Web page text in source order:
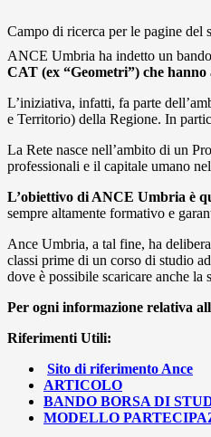
Campo di ricerca per le pagine del
ANCE Umbria ha indetto un
CAT (ex “Geometri”) che
L’iniziativa, infatti, fa parte
e Territorio) della Regione. In
La Rete nasce nell’ambito di un
professionali e il capitale umano
L’obiettivo di ANCE Umbria è
sempre altamente formativo e
Ance Umbria, a tal fine, ha
classi prime di un corso di studio
dove è possibile scaricare anche la
Per ogni informazione relativa
Riferimenti Utili:
Sito di riferimento Ance
ARTICOLO
BANDO BORSA DI
MODELLO